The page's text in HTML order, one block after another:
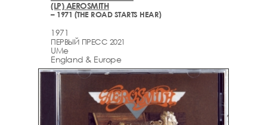
(LP) AEROSMITH
– 1971 (THE ROAD STARTS HEAR)
1971
ПЕРВЫЙ ПРЕСС 2021
UMe
England & Europe